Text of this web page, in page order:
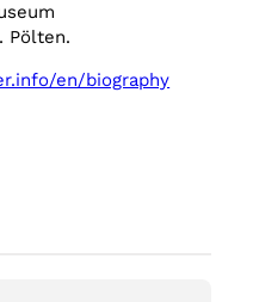
Pölten.
en/biography